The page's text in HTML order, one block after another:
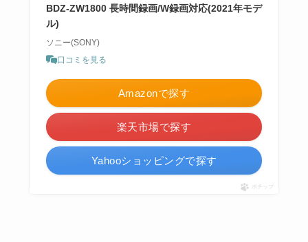
BDZ-ZW1800 長時間録画/W録画対応(2021年モデ
ル)
ソニー(SONY)
口コミを見る
Amazonで探す
楽天市場で探す
Yahooショッピングで探す
ポチップ